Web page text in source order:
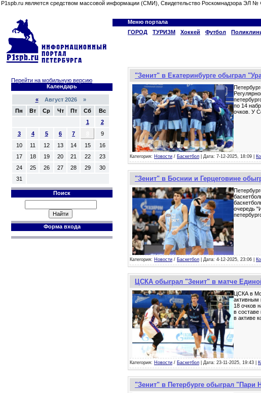
P1spb.ru является средством массовой информации (СМИ), Свидетельство Роскомнадзора ЭЛ
Меню портала
ГОРОД
ТУРИЗМ Хоккей Футбол
Перейти на мобильную версию
Календарь
«Август 2026 »
Пн
Вт Ср Чт Пт Сб
Вс
1
2
3
4 5 6 7
9
10
11 12 13 14 15
16
17
18 19 20 21 22
23
24
25 26 27 28 29
30
31
Поиск
Форма входа
"Зенит" в Екатеринбурге обыграл
по 14
очков. У
Категория: Новости / Баскетбол | Дата: 7-12-2025, 18:09 |
"Зенит" в Боснии и Герцеговине
очередь
Категория: Новости / Баскетбол | Дата: 4-12-2025, 23:06 |
ЦСКА обыграл "Зенит" в матче
ЦСКА в
активным
18 очков
в составе
в активе
Категория: Новости / Баскетбол | Дата: 23-11-2025, 19:43 |
"Зенит" в Петербурге обыграл "Пари